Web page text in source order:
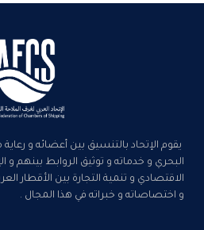
يقوم الإتحاد بالتنسيق بين أعضائه و
البحري و خدماته و توثيق الروابط بينهم و
الاقتصادي و تنمية التجارة بين الأقطار
و اختصاصاته و خبراته في هذا المجال .